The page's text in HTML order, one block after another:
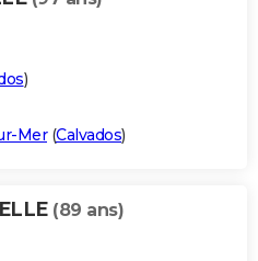
)
Mer(Calvados)
(89 ans)